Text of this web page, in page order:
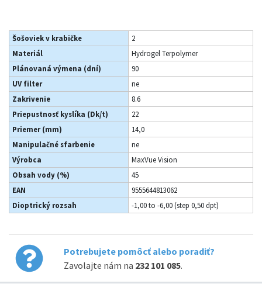
Šošoviek v krabičke
2
Materiál
Hydrogel Terpolymer
Plánovaná výmena (dní)
90
UV filter
ne
Zakrivenie
8.6
Priepustnosť kyslíka (Dk/t)
22
Priemer (mm)
14,0
Manipulačné sfarbenie
ne
Výrobca
MaxVue Vision
Obsah vody (%)
45
EAN
9555644813062
Dioptrický rozsah
-1,00 to -6,00 (step 0,50 dpt)
Potrebujete pomôcť alebo poradiť?
Zavolajte nám na 232 101 085.